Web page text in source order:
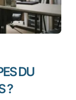
DU
?